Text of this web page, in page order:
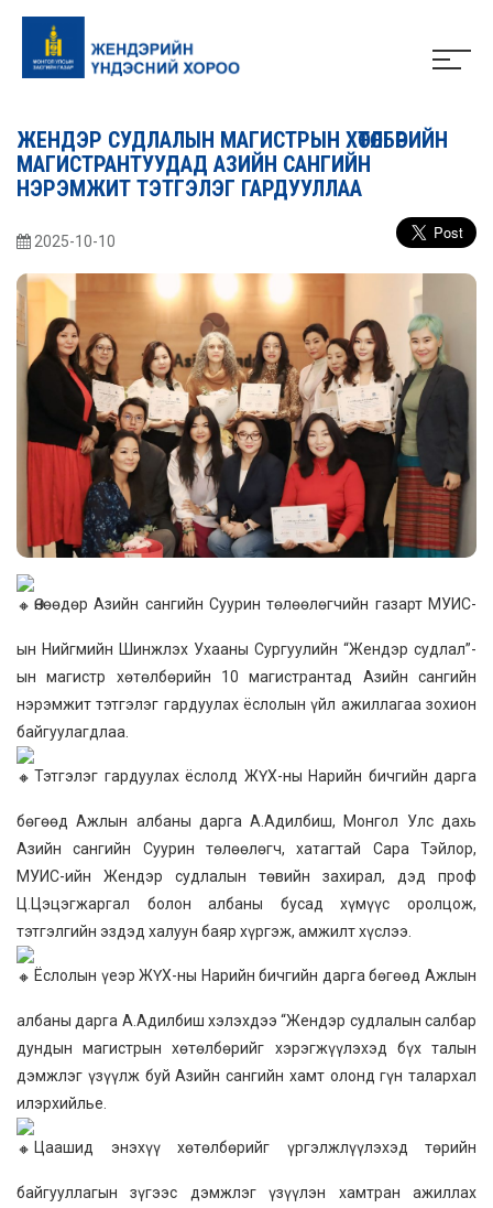
ЖЕНДЭР СУДЛАЛЫН МАГИСТРЫН ХӨТӨЛБӨРИЙН
МАГИСТРАНТУУДАД АЗИЙН САНГИЙН
НЭРЭМЖИТ ТЭТГЭЛЭГ ГАРДУУЛЛАА
2025-10-10
Өнөөдөр Азийн сангийн Суурин төлөөлөгчийн газарт МУИС-
ын Нийгмийн Шинжлэх Ухааны Сургуулийн “Жендэр судлал”-
ын магистр хөтөлбөрийн 10 магистрантад Азийн сангийн
нэрэмжит тэтгэлэг гардуулах ёслолын үйл ажиллагаа зохион
байгуулагдлаа.
Тэтгэлэг гардуулах ёслолд ЖҮХ-ны Нарийн бичгийн дарга
бөгөөд Ажлын албаны дарга А.Адилбиш, Монгол Улс дахь
Азийн сангийн Суурин төлөөлөгч, хатагтай Сара Тэйлор,
МУИС-ийн Жендэр судлалын төвийн захирал, дэд проф
Ц.Цэцэгжаргал болон албаны бусад хүмүүс оролцож,
тэтгэлгийн эздэд халуун баяр хүргэж, амжилт хүслээ.
Ёслолын үеэр ЖҮХ-ны Нарийн бичгийн дарга бөгөөд Ажлын
албаны дарга А.Адилбиш хэлэхдээ “Жендэр судлалын салбар
дундын магистрын хөтөлбөрийг хэрэгжүүлэхэд бүх талын
дэмжлэг үзүүлж буй Азийн сангийн хамт олонд гүн талархал
илэрхийлье.
Цаашид энэхүү хөтөлбөрийг үргэлжлүүлэхэд төрийн
байгууллагын зүгээс дэмжлэг үзүүлэн хамтран ажиллах